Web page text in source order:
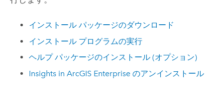
インストール パッケージのダウンロード
インストール プログラムの実行
ヘルプ パッケージのインストール (オプション)
Insights in ArcGIS Enterprise のアンインストール